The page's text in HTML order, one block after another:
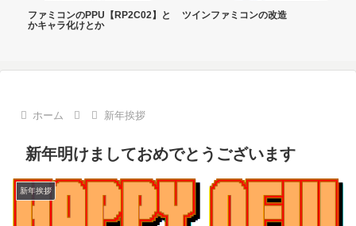
ファミコンのPPU【RP2C02】と
かキャラ化けとか
ツインファミコンの改造
ホーム 新年挨拶
新年明けましておめでとうございます
新年挨拶